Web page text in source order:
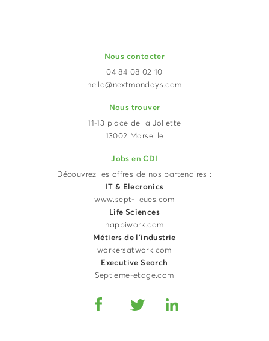
Nous contacter
04 84 08 02 10
hello@nextmondays.com
Nous trouver
11-13 place de la Joliette
13002 Marseille
Jobs en CDI
Découvrez les offres de nos partenaires :
IT & Elecronics
www.sept-lieues.com
Life Sciences
happiwork.com
Métiers de l'industrie
workersatwork.com
Executive Search
Septieme-etage.com